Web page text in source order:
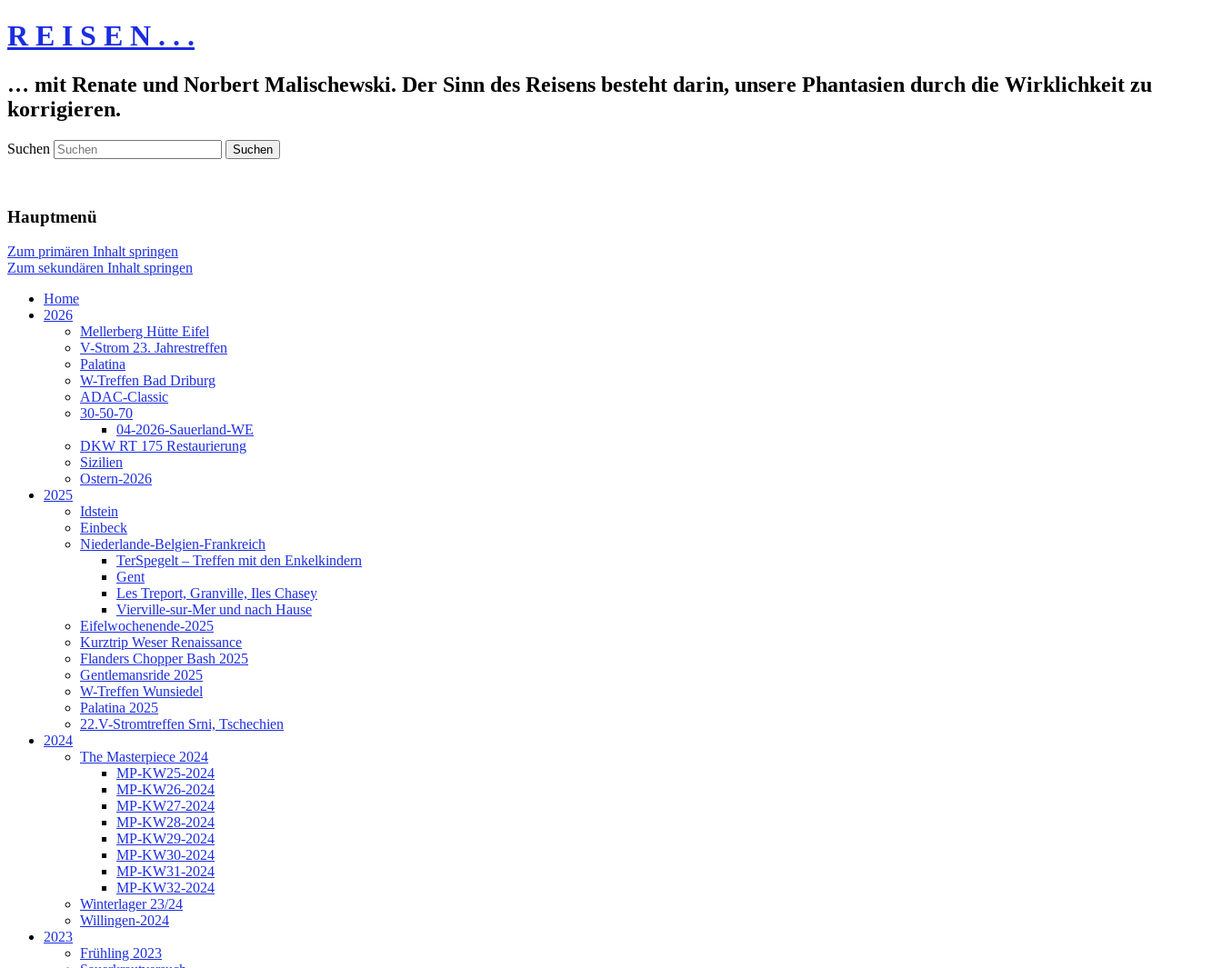
R E I S E N . . .
… mit Renate und Norbert Malischewski. Der Sinn des Reisens besteht darin, unsere Phantasien durch die Wirklichkeit zu
korrigieren.
Suchen
Hauptmenü
Zum primären Inhalt springen
Zum sekundären Inhalt springen
Home
2026
Mellerberg Hütte Eifel
V-Strom 23. Jahrestreffen
Palatina
W-Treffen Bad Driburg
ADAC-Classic
30-50-70
04-2026-Sauerland-WE
DKW RT 175 Restaurierung
Sizilien
Ostern-2026
2025
Idstein
Einbeck
Niederlande-Belgien-Frankreich
TerSpegelt – Treffen mit den Enkelkindern
Gent
Les Treport, Granville, Iles Chasey
Vierville-sur-Mer und nach Hause
Eifelwochenende-2025
Kurztrip Weser Renaissance
Flanders Chopper Bash 2025
Gentlemansride 2025
W-Treffen Wunsiedel
Palatina 2025
22.V-Stromtreffen Srni, Tschechien
2024
The Masterpiece 2024
MP-KW25-2024
MP-KW26-2024
MP-KW27-2024
MP-KW28-2024
MP-KW29-2024
MP-KW30-2024
MP-KW31-2024
MP-KW32-2024
Winterlager 23/24
Willingen-2024
2023
Frühling 2023